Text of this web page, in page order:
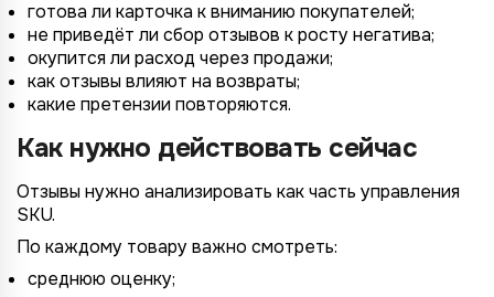
готова ли карточка к вниманию покупателей;
не приведёт ли сбор отзывов к росту негатива;
окупится ли расход через продажи;
как отзывы влияют на возвраты;
какие претензии повторяются.
Как нужно действовать сейчас
Отзывы нужно анализировать как часть управления
SKU.
По каждому товару важно смотреть:
среднюю оценку;
*
Согласие на обработку ПД
Правила обработки персональных данных
https://
Wildberries
Ozon
YandexMarket
Не указывать
1 организация
до 3 огранизаций
до 5 организаций
Не указывать
от 1 до 5 млн.
от 5 до 10 млн.